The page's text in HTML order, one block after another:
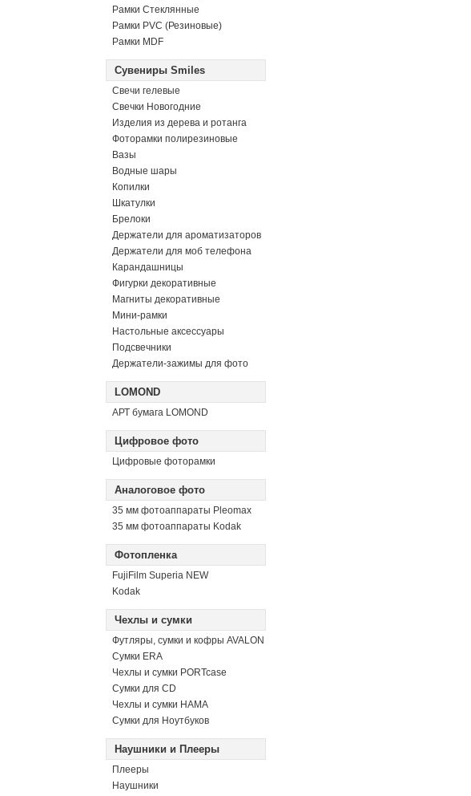
Рамки Стеклянные
Рамки PVC (Резиновые)
Рамки MDF
Сувениры Smiles
Свечи гелевые
Свечки Новогодние
Изделия из дерева и ротанга
Фоторамки полирезиновые
Вазы
Водные шары
Копилки
Шкатулки
Брелоки
Держатели для ароматизаторов
Держатели для моб телефона
Карандашницы
Фигурки декоративные
Магниты декоративные
Мини-рамки
Настольные аксессуары
Подсвечники
Держатели-зажимы для фото
LOMOND
АРТ бумага LOMOND
Цифровое фото
Цифровые фоторамки
Аналоговое фото
35 мм фотоаппараты Pleomax
35 мм фотоаппараты Kodak
Фотопленка
FujiFilm Superia NEW
Kodak
Чехлы и сумки
Футляры, сумки и кофры AVALON
Сумки ERA
Чехлы и сумки PORTcase
Сумки для CD
Чехлы и сумки HAMA
Сумки для Ноутбуков
Наушники и Плееры
Плееры
Наушники